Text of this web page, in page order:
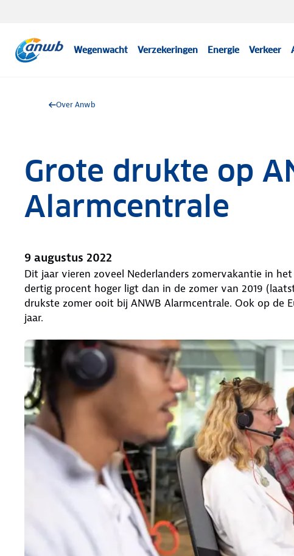
Wegenwacht Verzekeringen Energie Verkeer
Over Anwb
Grote drukte op
Alarmcentrale
9 augustus 2022
Dit jaar vieren zoveel Nederlanders zomervakantie in
dertig procent hoger ligt dan in de zomer van 2019
drukste zomer ooit bij ANWB Alarmcentrale. Ook op de
jaar.